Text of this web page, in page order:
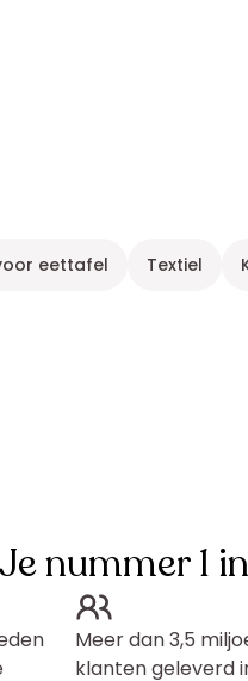
eettafel Textiel
Je nummer 1
Meer dan 3,5
klanten geleverd